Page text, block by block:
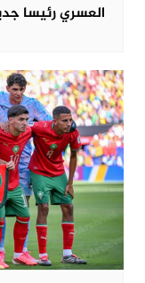
العسري رئيسا